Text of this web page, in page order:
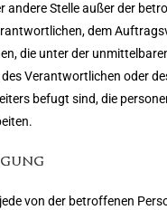
andere Stelle außer der
dem
die unter der
Verantwortlichen oder
befugt sind, die
von der betroffenen